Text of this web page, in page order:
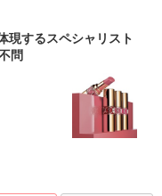
現するスペシャリスト
問